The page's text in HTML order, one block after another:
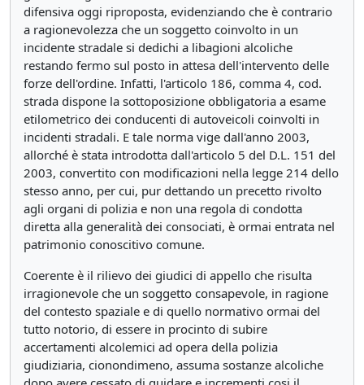
difensiva oggi riproposta, evidenziando che è contrario
a ragionevolezza che un soggetto coinvolto in un
incidente stradale si dedichi a libagioni alcoliche
restando fermo sul posto in attesa dell'intervento delle
forze dell'ordine. Infatti, l'articolo 186, comma 4, cod.
strada dispone la sottoposizione obbligatoria a esame
etilometrico dei conducenti di autoveicoli coinvolti in
incidenti stradali. E tale norma vige dall'anno 2003,
allorché è stata introdotta dall'articolo 5 del D.L. 151 del
2003, convertito con modificazioni nella legge 214 dello
stesso anno, per cui, pur dettando un precetto rivolto
agli organi di polizia e non una regola di condotta
diretta alla generalità dei consociati, è ormai entrata nel
patrimonio conoscitivo comune.
Coerente è il rilievo dei giudici di appello che risulta
irragionevole che un soggetto consapevole, in ragione
del contesto spaziale e di quello normativo ormai del
tutto notorio, di essere in procinto di subire
accertamenti alcolemici ad opera della polizia
giudiziaria, cionondimeno, assuma sostanze alcoliche